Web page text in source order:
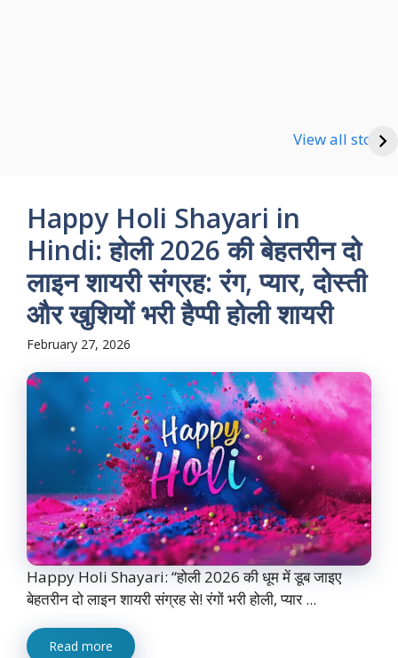
View all stories
Good Night Shayari
Happy Holi Shayari in
Hindi: होली 2026 की बेहतरीन दो
लाइन शायरी संग्रह: रंग, प्यार, दोस्ती
और खुशियों भरी हैप्पी होली शायरी
February 27, 2026
Happy Holi Shayari: “होली 2026 की धूम में डूब जाइए
बेहतरीन दो लाइन शायरी संग्रह से! रंगों भरी होली, प्यार ...
Read more